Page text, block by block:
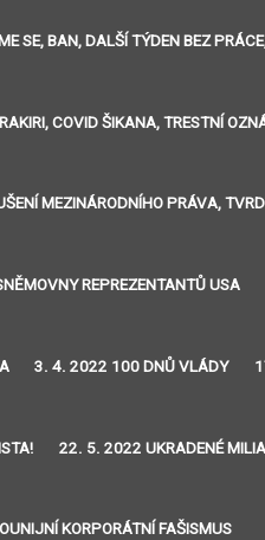
SE, BAN, DALŠÍ TÝDEN BEZ
COVID ŠIKANA, TRESTNÍ
MEZINÁRODNÍHO PRÁVA,
REPREZENTANTŮ USA
3. 4. 2022 100 DNŮ VLÁDY
22. 5. 2022 UKRADENÉ
KORPORÁTNÍ FAŠISMUS